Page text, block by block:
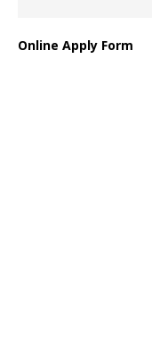
Online Apply Form